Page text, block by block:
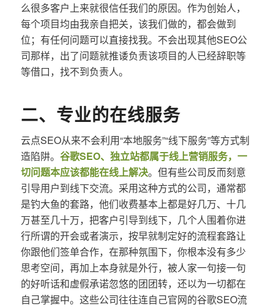
么很多客户上来就很信任我们的原因。作为创始人，
每个项目均由我亲自把关，该我们做的，都会做到
位；有任何问题可以直接找我。不会出现其他SEO公
司那样，出了问题就推诿负责该项目的人已经辞职等
等借口，找不到负责人。
二、专业的在线服务
云点SEO从来不会利用“本地服务”“线下服务”等方式制
造陷阱。 谷歌SEO、独立站都属于线上营销服务，一
切问题本应该都能在线上解决。但有些公司反而刻意
引导用户到线下交流。采用这种方式的公司，通常都
是钓大鱼的套路，他们收费基本上都是好几万、十几
万甚至几十万，把客户引导到线下，几个人围着你进
行所谓的开会或者演示，按早就制定好的流程套路让
你跟他们签单合作，在那种氛围下，你根本没有多少
思考空间，再加上本身就是外行，被人家一句接一句
的好听话和虚假承诺忽悠的团团转，还以为一切都在
自己掌握中。这些公司往往连自己官网的谷歌SEO流